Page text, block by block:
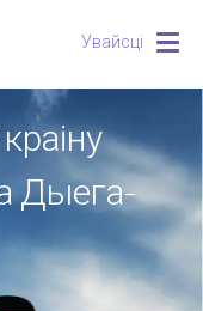
Увайсці
Дыега-